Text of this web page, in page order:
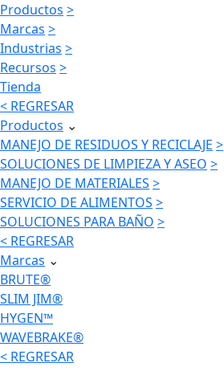
Productos >
Marcas >
Industrias >
Recursos >
Tienda
< REGRESAR
Productos ⌄
MANEJO DE RESIDUOS Y RECICLAJE >
SOLUCIONES DE LIMPIEZA Y ASEO >
MANEJO DE MATERIALES >
SERVICIO DE ALIMENTOS >
SOLUCIONES PARA BAÑO >
< REGRESAR
Marcas ⌄
BRUTE®
SLIM JIM®
HYGEN™
WAVEBRAKE®
< REGRESAR